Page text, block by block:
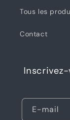
Tous les
Contact
E-mail